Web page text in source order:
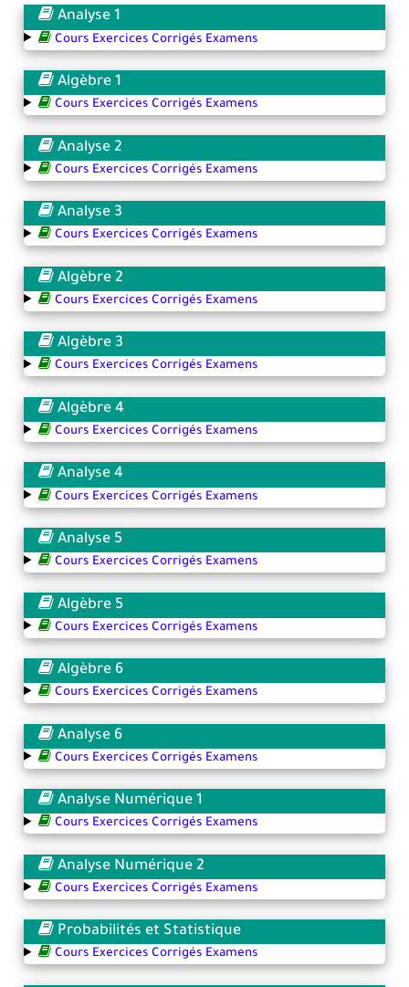
Analyse 1
Cours Exercices Corrigés Examens
Algèbre 1
Cours Exercices Corrigés Examens
Analyse 2
Cours Exercices Corrigés Examens
Analyse 3
Cours Exercices Corrigés Examens
Algèbre 2
Cours Exercices Corrigés Examens
Algèbre 3
Cours Exercices Corrigés Examens
Algèbre 4
Cours Exercices Corrigés Examens
Analyse 4
Cours Exercices Corrigés Examens
Analyse 5
Cours Exercices Corrigés Examens
Algèbre 5
Cours Exercices Corrigés Examens
Algèbre 6
Cours Exercices Corrigés Examens
Analyse 6
Cours Exercices Corrigés Examens
Analyse Numérique 1
Cours Exercices Corrigés Examens
Analyse Numérique 2
Cours Exercices Corrigés Examens
Probabilités et Statistique
Cours Exercices Corrigés Examens